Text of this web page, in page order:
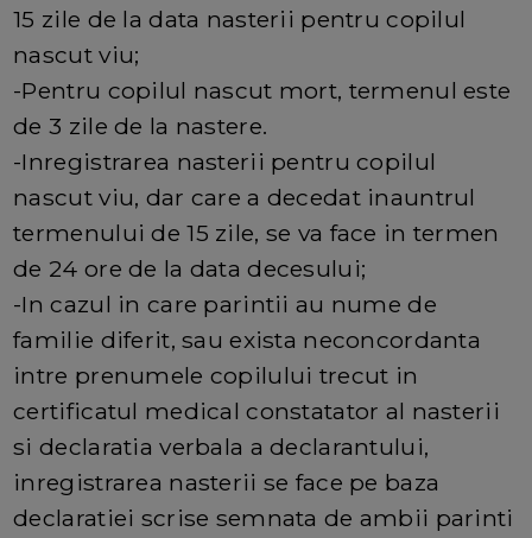
15 zile de la data nasterii pentru copilul
nascut viu;
-Pentru copilul nascut mort, termenul este
de 3 zile de la nastere.
-Inregistrarea nasterii pentru copilul
nascut viu, dar care a decedat inauntrul
termenului de 15 zile, se va face in termen
de 24 ore de la data decesului;
-In cazul in care parintii au nume de
familie diferit, sau exista neconcordanta
intre prenumele copilului trecut in
certificatul medical constatator al nasterii
si declaratia verbala a declarantului,
inregistrarea nasterii se face pe baza
declaratiei scrise semnata de ambii parinti